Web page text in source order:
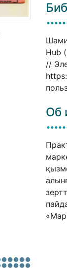
Hub
//
Об